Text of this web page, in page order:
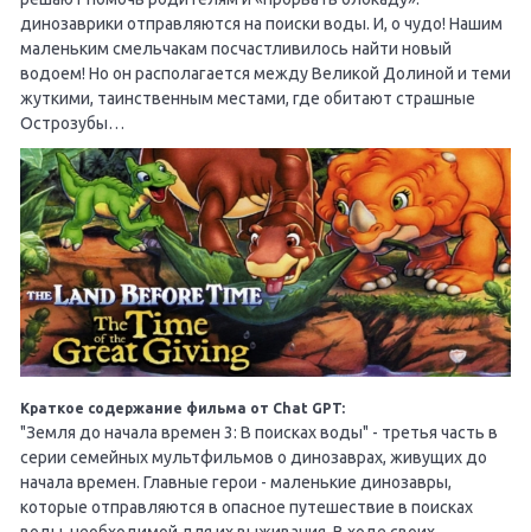
динозаврики отправляются на поиски воды. И, о чудо! Нашим
маленьким смельчакам посчастливилось найти новый
водоем! Но он располагается между Великой Долиной и теми
жуткими, таинственным местами, где обитают страшные
Острозубы…
Краткое содержание фильма от Chat GPT:
"Земля до начала времен 3: В поисках воды" - третья часть в
серии семейных мультфильмов о динозаврах, живущих до
начала времен. Главные герои - маленькие динозавры,
которые отправляются в опасное путешествие в поисках